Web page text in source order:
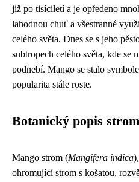
již po tisíciletí a je opředeno
lahodnou chuť a všestranné
celého světa. Dnes se s jeho
subtropech celého světa, kde se
podnebí. Mango se stalo
popularita stále roste.
Botanický popis
Mango strom (Mangifera indica
ohromující strom s košatou,